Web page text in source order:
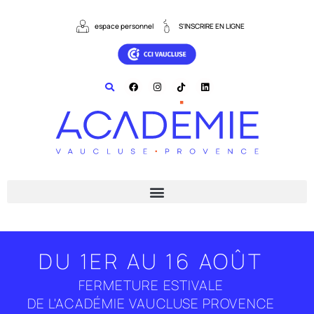
espace personnel S'INSCRIRE EN LIGNE
DU 1ER AU 16 AOÛT
FERMETURE ESTIVALE
DE L'ACADÉMIE VAUCLUSE PROVENCE